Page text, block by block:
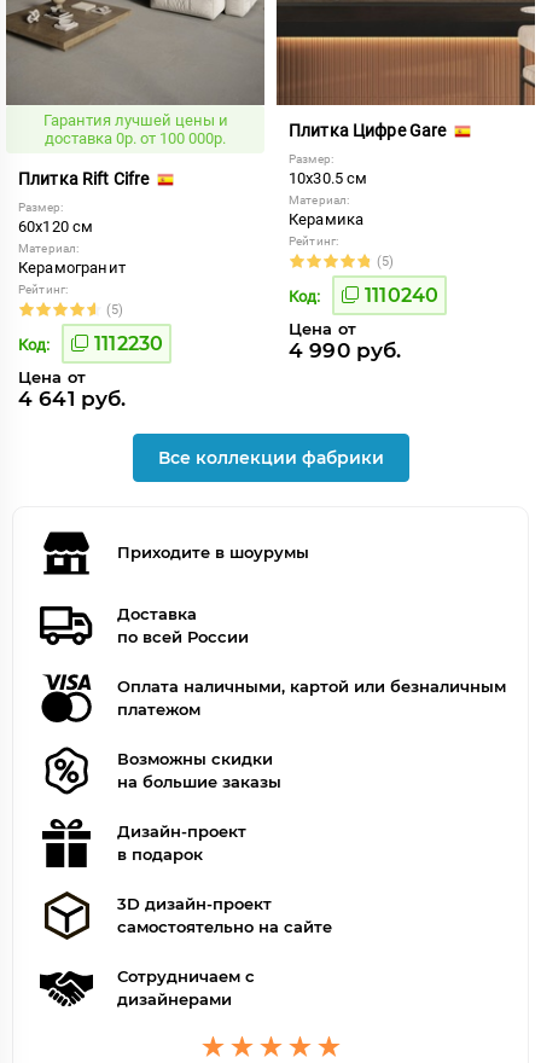
Гарантия лучшей цены и
доставка 0р. от 100 000р.
Плитка Rift Cifre
Размер:
60x120 см
Материал:
Керамогранит
Рейтинг:
(5)
Код: 1112230
Цена от
4 641 руб.
Плитка Цифре Gare
Размер:
10x30.5 см
Материал:
Керамика
Рейтинг:
(5)
Код: 1110240
Цена от
4 990 руб.
Все коллекции фабрики
Приходите в шоурумы
Доставка
по всей России
Оплата наличными, картой или безналичным
платежом
Возможны скидки
на большие заказы
Дизайн-проект
в подарок
3D дизайн-проект
самостоятельно на сайте
Сотрудничаем с
дизайнерами